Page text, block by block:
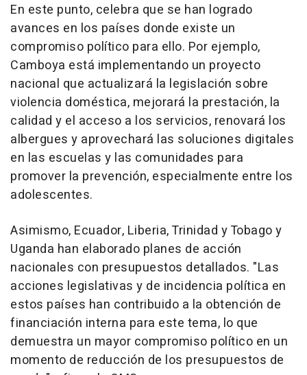
En este punto, celebra que se han logrado
avances en los países donde existe un
compromiso político para ello. Por ejemplo,
Camboya está implementando un proyecto
nacional que actualizará la legislación sobre
violencia doméstica, mejorará la prestación, la
calidad y el acceso a los servicios, renovará los
albergues y aprovechará las soluciones digitales
en las escuelas y las comunidades para
promover la prevención, especialmente entre los
adolescentes.
Asimismo, Ecuador, Liberia, Trinidad y Tobago y
Uganda han elaborado planes de acción
nacionales con presupuestos detallados. "Las
acciones legislativas y de incidencia política en
estos países han contribuido a la obtención de
financiación interna para este tema, lo que
demuestra un mayor compromiso político en un
momento de reducción de los presupuestos de